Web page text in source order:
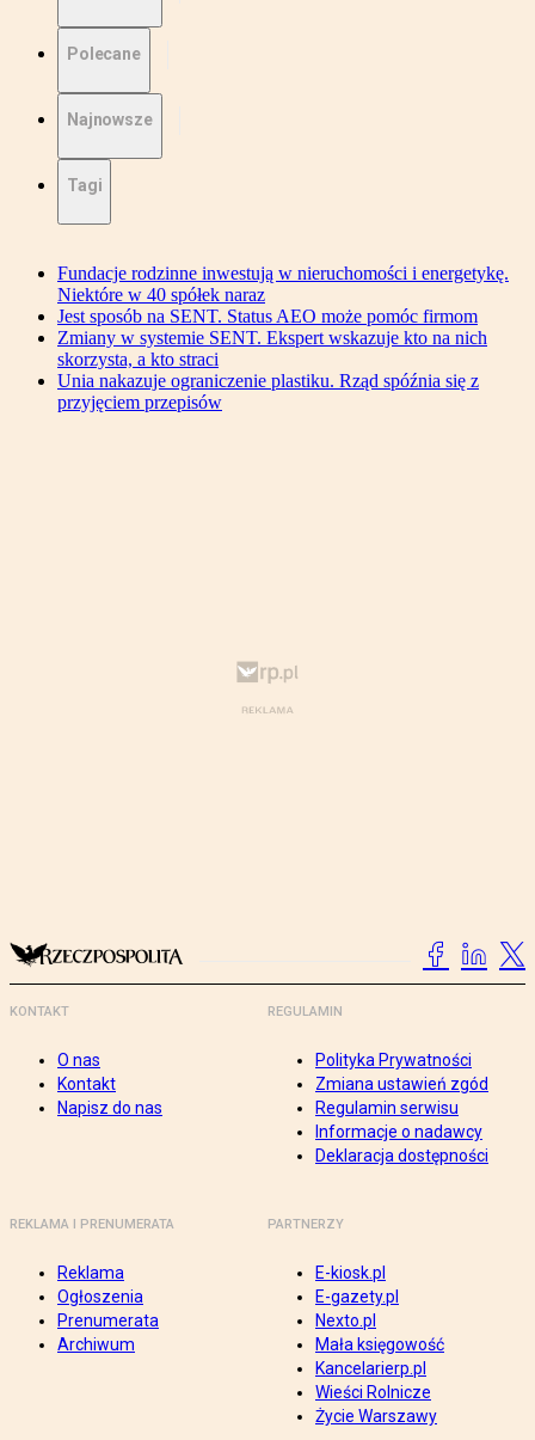
Polecane
Najnowsze
Tagi
Fundacje rodzinne inwestują w nieruchomości i energetykę.
Niektóre w 40 spółek naraz
Jest sposób na SENT. Status AEO może pomóc firmom
Zmiany w systemie SENT. Ekspert wskazuje kto na nich
skorzysta, a kto straci
Unia nakazuje ograniczenie plastiku. Rząd spóźnia się z
przyjęciem przepisów
KONTAKT
O nas
Kontakt
Napisz do nas
REGULAMIN
Polityka Prywatności
Zmiana ustawień zgód
Regulamin serwisu
Informacje o nadawcy
Deklaracja dostępności
REKLAMA I PRENUMERATA
Reklama
Ogłoszenia
Prenumerata
Archiwum
PARTNERZY
E-kiosk.pl
E-gazety.pl
Nexto.pl
Mała księgowość
Kancelarierp.pl
Wieści Rolnicze
Życie Warszawy